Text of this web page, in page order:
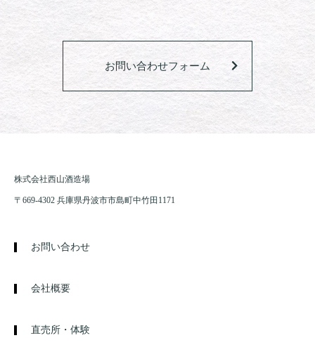
お問い合わせフォーム
株式会社西山酒造場
〒669-4302 兵庫県丹波市市島町中竹田1171
お問い合わせ
会社概要
直売所・体験